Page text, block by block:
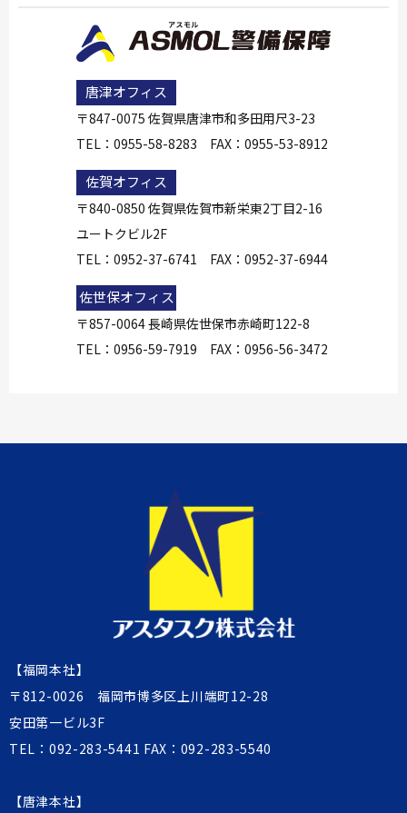
唐津オフィス
〒847-0075 佐賀県唐津市和多田用尺3-23
TEL： 0955-58-8283 FAX：0955-53-8912
佐賀オフィス
〒840-0850 佐賀県佐賀市新栄東2丁目2-16
ユートクビル2F
TEL： 0952-37-6741 FAX：0952-37-6944
佐世保オフィス
〒857-0064 長崎県佐世保市赤崎町122-8
TEL： 0956-59-7919 FAX：0956-56-3472
【福岡本社】
〒812-0026 福岡市博多区上川端町12-28
安田第一ビル3F
TEL： 092-283-5441 FAX：092-283-5540
【唐津本社】